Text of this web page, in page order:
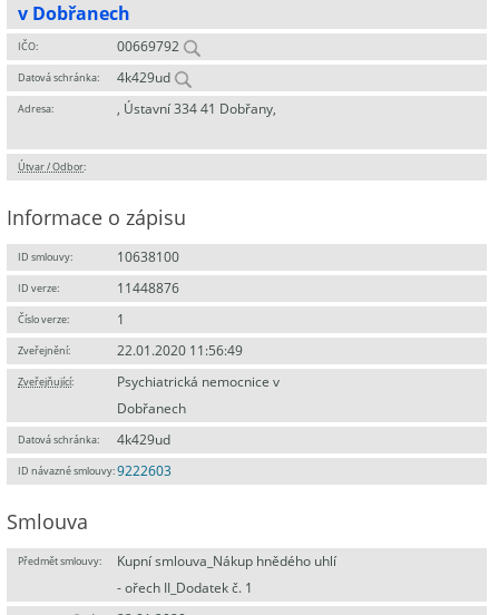
v Dobřanech
IČO: 00669792
Datová schránka: 4k429ud
Adresa: , Ústavní 334 41 Dobřany,
Útvar / Odbor:
Informace o zápisu
ID smlouvy: 10638100
ID verze: 11448876
Číslo verze: 1
Zveřejnění: 22.01.2020 11:56:49
Zveřejňující:
Psychiatrická nemocnice v
Dobřanech
Datová schránka: 4k429ud
ID návazné smlouvy:9222603
Smlouva
Předmět smlouvy:
Kupní smlouva_Nákup hnědého uhlí
- ořech II_Dodatek č. 1